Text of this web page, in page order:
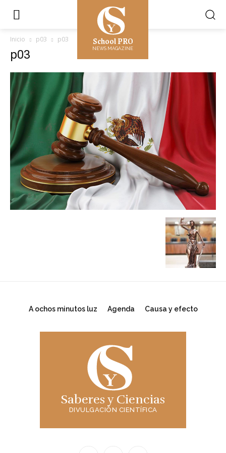
School PRO
NEWS MAGAZINE
Inicio p03 p03
p03
A ochos minutos luz Agenda Causa y efecto
Saberes y Ciencias
DIVULGACIÓN CIENTÍFICA